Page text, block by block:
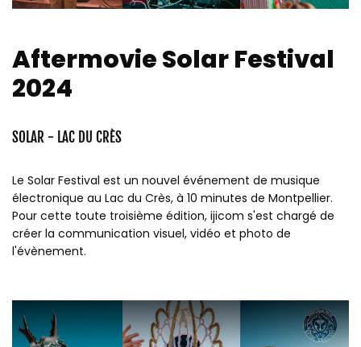
Aftermovie Solar Festival
2024
SOLAR - LAC DU CRÈS
Le Solar Festival est un nouvel événement de musique
électronique au Lac du Crès, à 10 minutes de Montpellier.
Pour cette toute troisième édition, ijicom s'est chargé de
créer la communication visuel, vidéo et photo de
l'évènement.